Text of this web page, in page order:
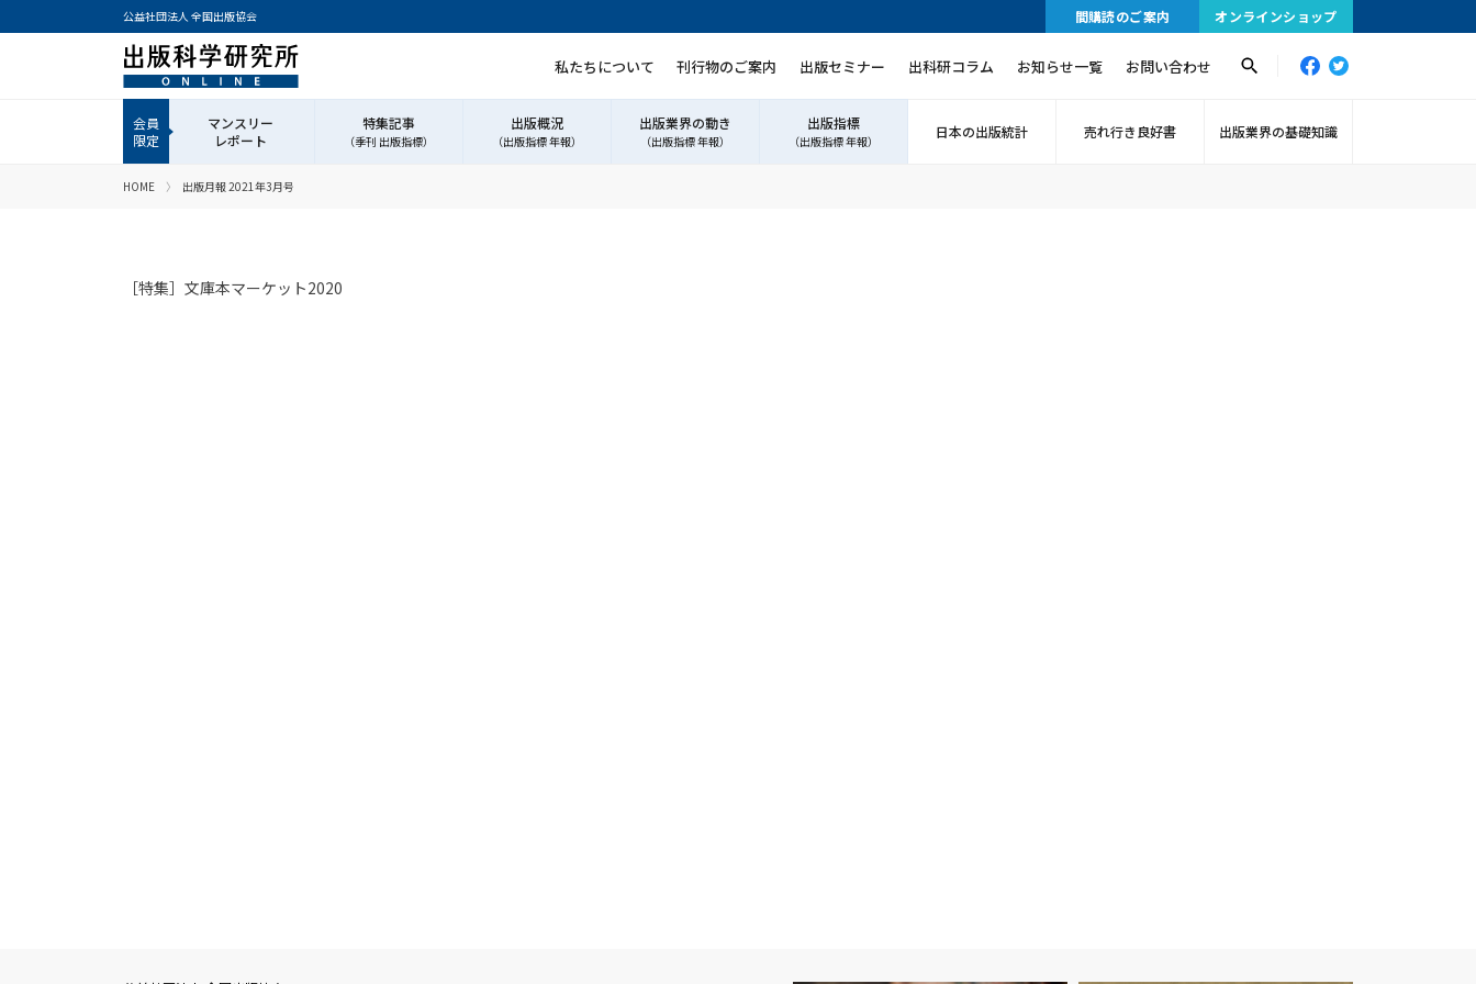
公益社団法人 全国出版協会 間購読のご案内 オンラインショップ
私たちについて 刊行物のご案内 出版セミナー 出科研コラム お知らせ一覧 お問い合わせ
マンスリー
レポート
特集記事
（季刊 出版指標）
出版概況
（出版指標 年報）
出版業界の動き
（出版指標 年報）
出版指標
（出版指標 年報）
日本の出版統計 売れ行き良好書 出版業界の基礎知識
HOME 出版月報 2021年3月号
［特集］文庫本マーケット2020